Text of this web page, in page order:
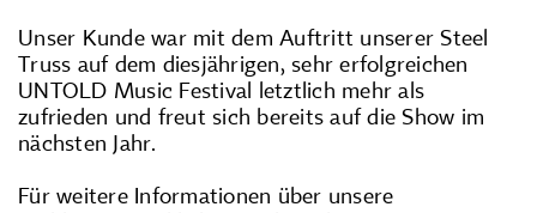
Unser Kunde war mit dem Auftritt unserer Steel
Truss auf dem diesjährigen, sehr erfolgreichen
UNTOLD Music Festival letztlich mehr als
zufrieden und freut sich bereits auf die Show im
nächsten Jahr.
Für weitere Informationen über unsere